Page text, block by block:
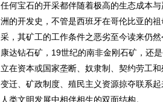
任何宝石的开采都伴随着极高的生态成本
洲的开发史，不管是西班牙在哥伦比亚的
采，其矿工的工作条件之恶劣至今读来仍
康达钻石矿，19世纪的南非金刚石矿，还
立在资本或国家垄断、奴隶制、契约劳工
变迁、矿政制度、殖民主义资源掠夺联系起
人类文明发展中相伴相生的双面结构。